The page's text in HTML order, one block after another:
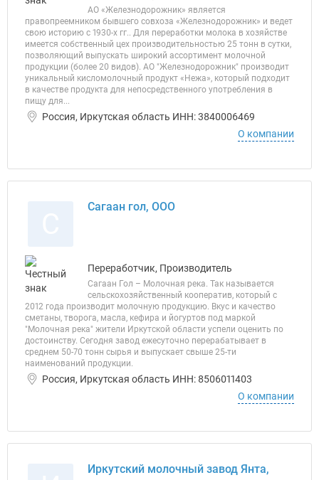
АО «Железнодорожник» является
правопреемником бывшего совхоза «Железнодорожник» и ведет
свою историю с 1930-х гг.. Для переработки молока в хозяйстве
имеется собственный цех производительностью 25 тонн в сутки,
позволяющий выпускать широкий ассортимент молочной
продукции (более 20 видов). АО "Железнодорожник" производит
уникальный кисломолочный продукт «Нежа», который подходит
в качестве продукта для непосредственного употребления в
пищу для...
Россия, Иркутская область ИНН: 3840006469
О компании
Сагаан гол, ООО
Переработчик, Производитель
Сагаан Гол – Молочная река. Так называется
сельскохозяйственный кооператив, который с
2012 года производит молочную продукцию. Вкус и качество
сметаны, творога, масла, кефира и йогуртов под маркой
"Молочная река" жители Иркутской области успели оценить по
достоинству. Сегодня завод ежесуточно перерабатывает в
среднем 50-70 тонн сырья и выпускает свыше 25-ти
наименований продукции.
Россия, Иркутская область ИНН: 8506011403
О компании
Иркутский молочный завод Янта,